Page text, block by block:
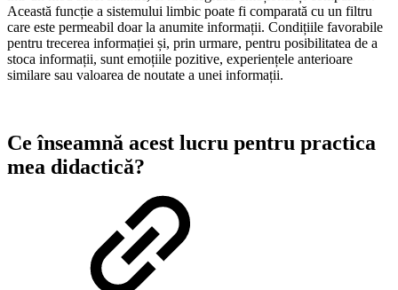
Această funcție a sistemului limbic poate fi comparată cu un filtru
care este permeabil doar la anumite informații. Condițiile favorabile
pentru trecerea informației și, prin urmare, pentru posibilitatea de a
stoca informații, sunt emoțiile pozitive, experiențele anterioare
similare sau valoarea de noutate a unei informații.
Ce înseamnă acest lucru pentru practica
mea didactică?